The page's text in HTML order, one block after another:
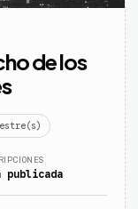
de los
publicada